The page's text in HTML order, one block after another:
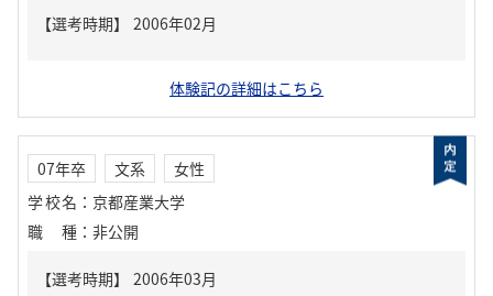
体験記の詳細はこちら
07年卒 文系
女性
学校名 ： 京都産業大学
職種 ： 非公開